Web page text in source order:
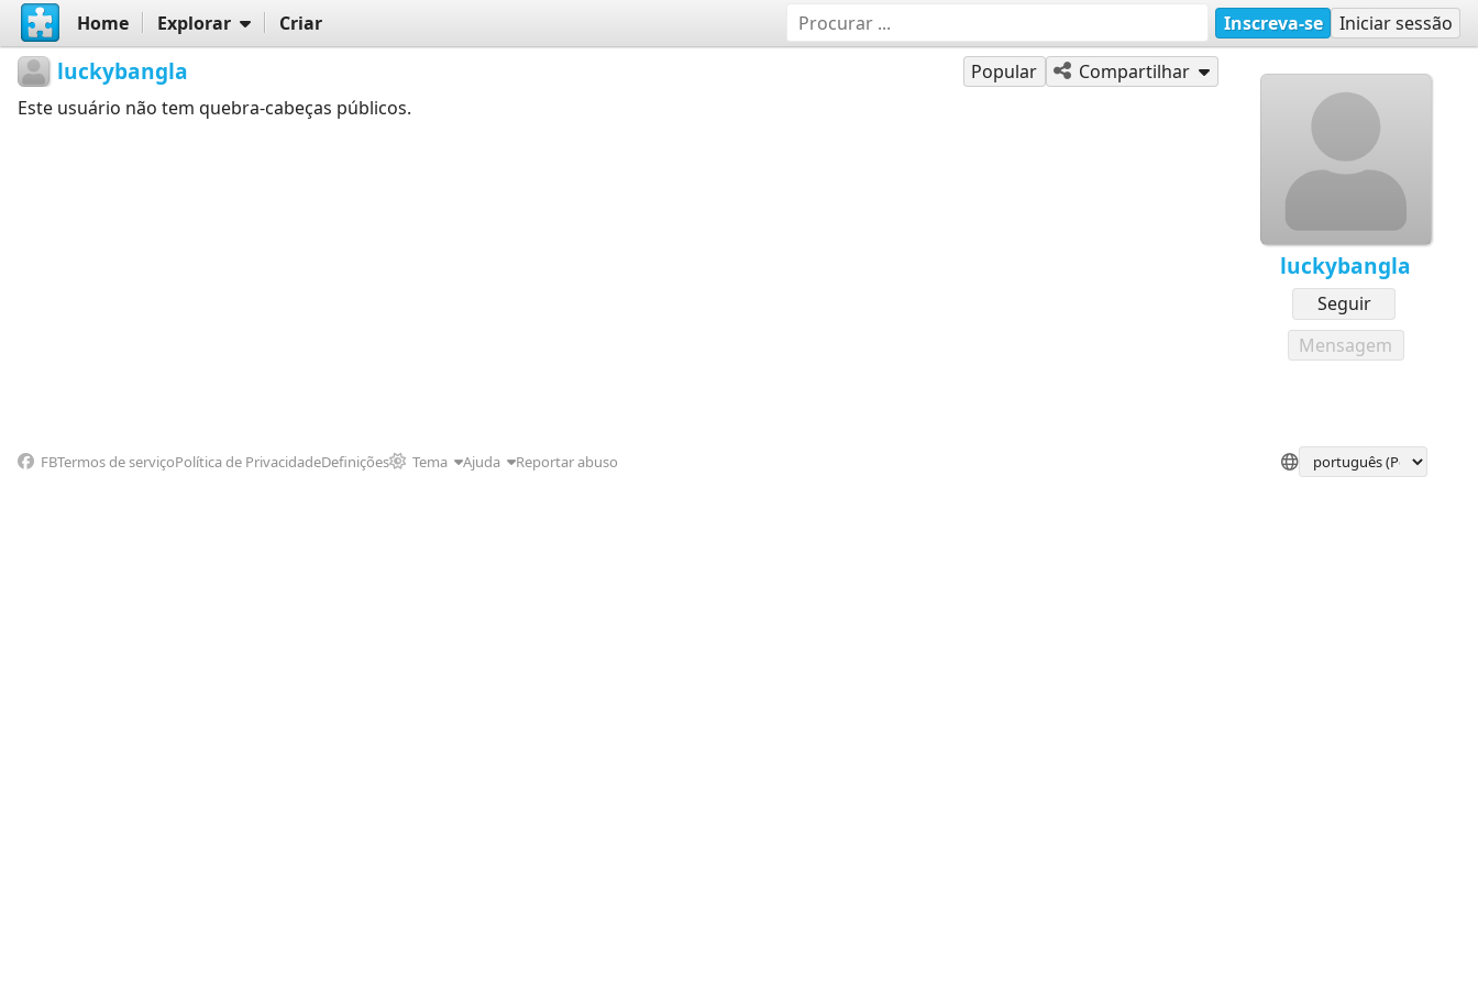
Home Explorar Criar Inscreva-se Iniciar sessão
luckybangla
Seguir
Mensagem
luckybangla Popular
Compartilhar
Este usuário não tem quebra-cabeças públicos.
FBTermos de serviçoPolítica de PrivacidadeDefinições Tema Ajuda Reportar abuso